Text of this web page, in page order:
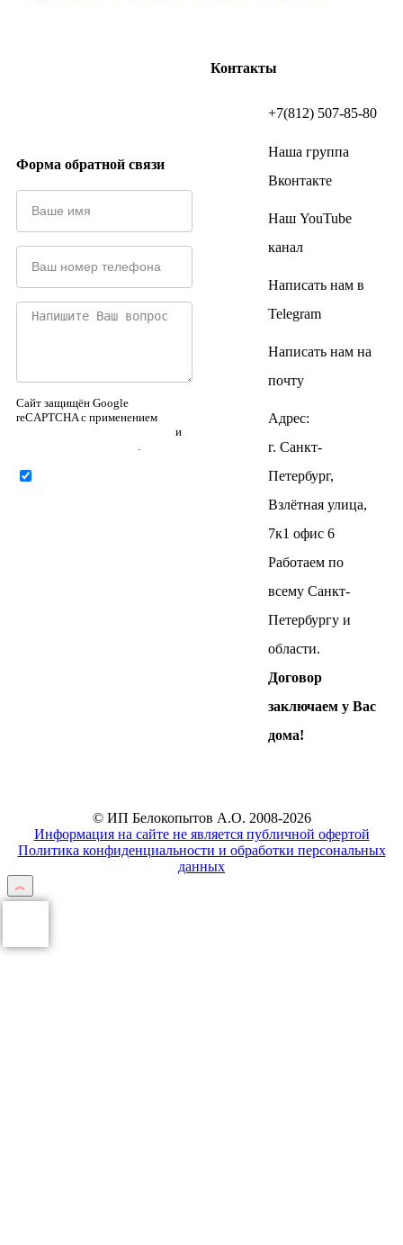
Форма обратной связи
Сайт защищён Google
reCAPTCHA с применением
и
.
Контакты
+7(812) 507-85-80
Наша группа
Вконтакте
Наш YouTube
канал
Написать нам в
Telegram
Написать нам на
почту
Адрес:
г. Санкт-
Петербург,
Взлётная улица,
7к1 офис 6
Работаем по
всему Санкт-
Петербургу и
области.
Договор
заключаем у Вас
дома!
© ИП Белокопытов А.О. 2008-2026
Информация на сайте не является публичной офертой
Политика конфиденциальности и обработки персональных
данных